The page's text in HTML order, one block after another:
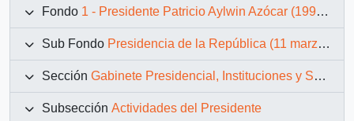
Fondo 1 - Presidente Patricio Aylwin Azócar (1990-1994)
Sub Fondo Presidencia de la República (11 marzo 1990 – 11 marzo 1994)
Sección Gabinete Presidencial, Instituciones y Servicios
Subsección Actividades del Presidente